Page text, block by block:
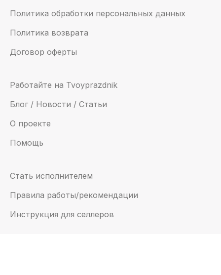
Политика обработки персональных данных
Политика возврата
Договор оферты
Работайте на Tvoyprazdnik
Блог / Новости / Статьи
О проекте
Помощь
Стать исполнителем
Правила работы/рекомендации
Инструкция для селлеров